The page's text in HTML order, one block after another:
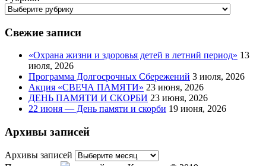
Свежие записи
«Охрана жизни и здоровья детей в летний период» 13
июля, 2026
Программа Долгосрочных Сбережений 3 июля, 2026
Акция «СВЕЧА ПАМЯТИ» 23 июня, 2026
ДЕНЬ ПАМЯТИ И СКОРБИ 23 июня, 2026
22 июня — День памяти и скорби 19 июня, 2026
Архивы записей
Архивы записей